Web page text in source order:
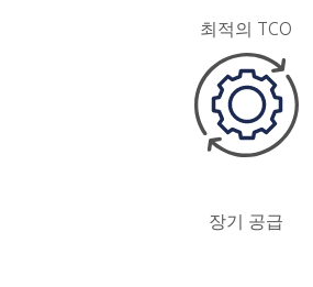
최적의 TCO
장기 공급